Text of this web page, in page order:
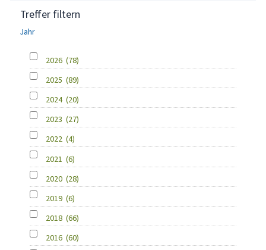
Treffer filtern
Jahr
2026 (78)
2025 (89)
2024 (20)
2023 (27)
2022 (4)
2021 (6)
2020 (28)
2019 (6)
2018 (66)
2016 (60)